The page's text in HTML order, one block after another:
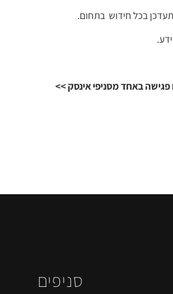
בכל חידוש בתחום.
באחד מסניפי אינסק >>
סניפים